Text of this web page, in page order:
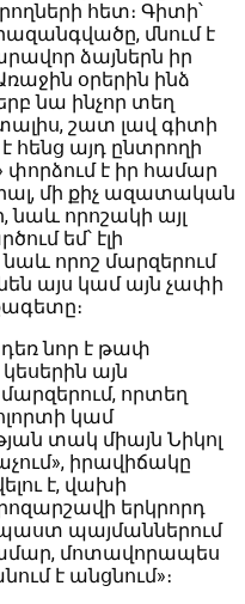
հետ։ Գիտի՝
մնում է
ձայներն իր
օրերին ինձ
նա ինչոր տեղ
տալիս, շատ լավ գիտի
հենց այդ ընտրողի
փորձում է իր համար
մի քիչ ազատական
նաև որոշակի այլ
եմ՝ էլի
որոշ մարզերում
այս կամ այն չափի
դեռ նոր է թափ
այն
մարզերում, որտեղ
կամ
տակ միայն Նիկոլ
իրավիճակը
է, վախի
երկրորդ
պայմաններում
մոտավորապես
է անցնում»։